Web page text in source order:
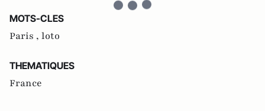
MOTS-CLES
Paris , loto
THEMATIQUES
France